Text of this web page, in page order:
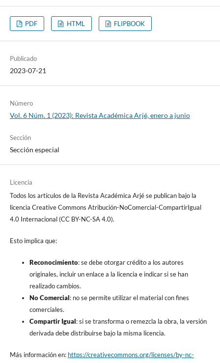
PDF HTML FLIPBOOK
Publicado
2023-07-21
Número
Vol. 6 Núm. 1 (2023): Revista Académica Arjé, enero a junio
Sección
Sección especial
Licencia
Todos los artículos de la Revista Académica Arjé se publican bajo la
licencia Creative Commons Atribución-NoComercial-CompartirIgual
4.0 Internacional (CC BY-NC-SA 4.0).
Esto implica que:
Reconocimiento: se debe otorgar crédito a los autores
originales, incluir un enlace a la licencia e indicar si se han
realizado cambios.
No Comercial: no se permite utilizar el material con fines
comerciales.
Compartir Igual: si se transforma o remezcla la obra, la versión
derivada debe distribuirse bajo la misma licencia.
Más información en: https://creativecommons.org/licenses/by-nc-